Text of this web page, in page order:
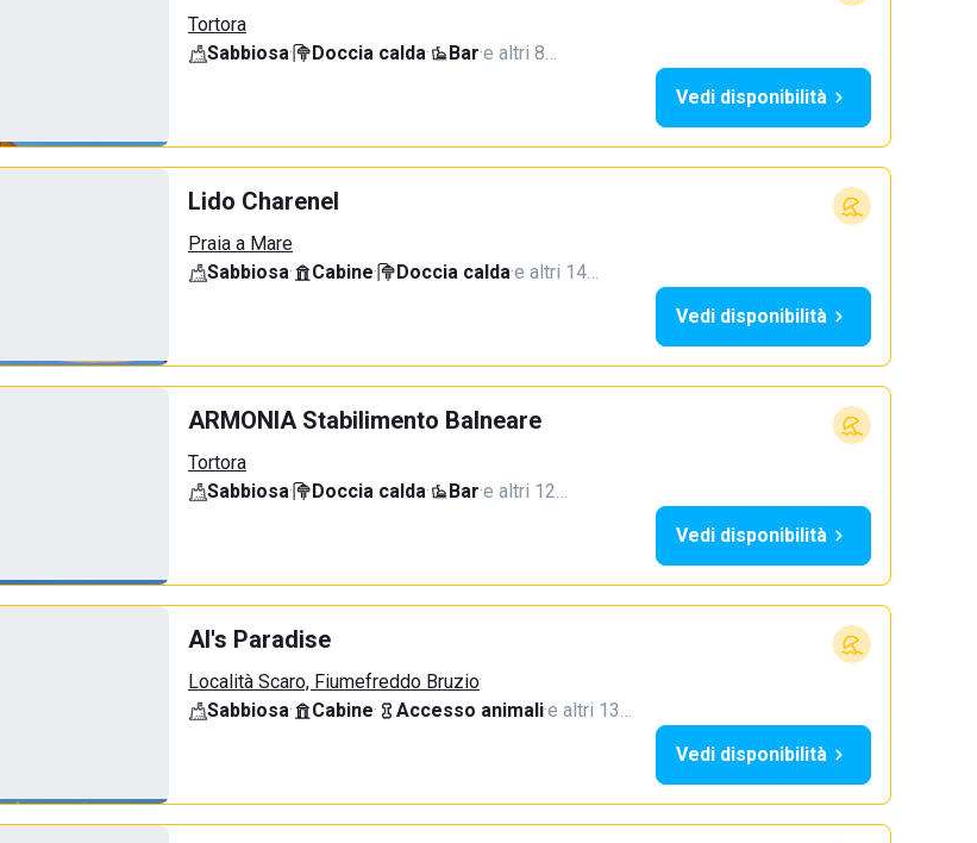
Tortora
Sabbiosa· Doccia calda· Bar·e altri 8…
Vedi disponibilità
Lido Charenel
Praia a Mare
Sabbiosa· Cabine· Doccia calda·e altri 14…
Vedi disponibilità
ARMONIA Stabilimento Balneare
Tortora
Sabbiosa· Doccia calda· Bar·e altri 12…
Vedi disponibilità
Al's Paradise
Località Scaro, Fiumefreddo Bruzio
Sabbiosa· Cabine· Accesso animali·e altri 13…
Vedi disponibilità